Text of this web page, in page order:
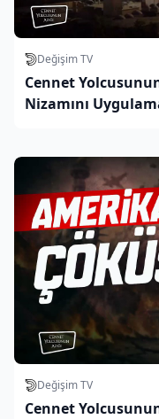
Değişim TV
Cennet
Nizamını
Değişim TV
Cennet